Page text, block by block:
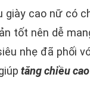
giày cao nữ có
tốt nên dễ
nhẹ đã phối
tăng chiều